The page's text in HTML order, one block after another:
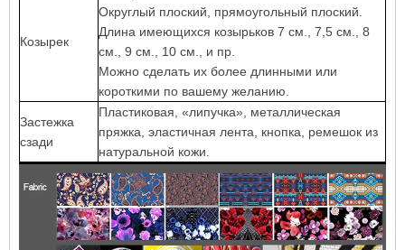
Козырек
Округлый плоский, прямоугольный плоский.
Длина имеющихся козырьков 7 см., 7,5 см., 8
см., 9 см., 10 см., и пр.
Можно сделать их более длинными или
короткими по вашему желанию.
Застежка
сзади
Пластиковая, «липучка», металлическая
пряжка, эластичная лента, кнопка, ремешок из
натуральной кожи.